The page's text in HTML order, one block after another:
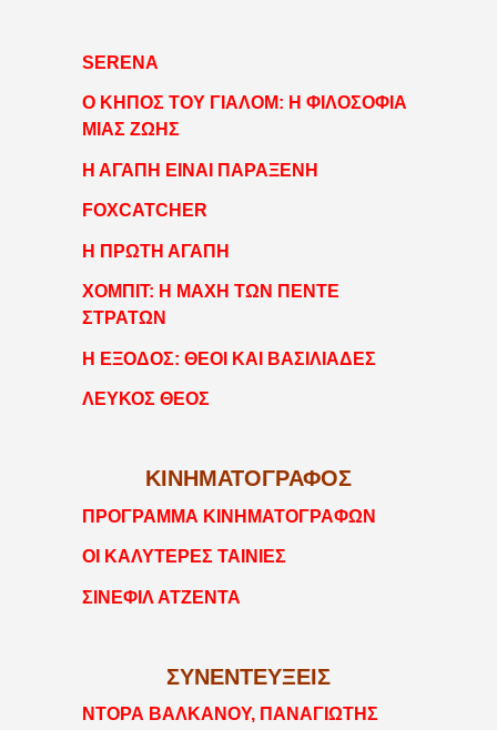
SERENA
Ο ΚΗΠΟΣ ΤΟΥ ΓΙΑΛΟΜ: Η ΦΙΛΟΣΟΦΙΑ
ΜΙΑΣ ΖΩΗΣ
Η ΑΓΑΠΗ ΕΙΝΑΙ ΠΑΡΑΞΕΝΗ
FOXCATCHER
Η ΠΡΩΤΗ ΑΓΑΠΗ
ΧΟΜΠΙΤ: Η ΜΑΧΗ ΤΩΝ ΠΕΝΤΕ
ΣΤΡΑΤΩΝ
Η ΕΞΟΔΟΣ: ΘΕΟΙ ΚΑΙ ΒΑΣΙΛΙΑΔΕΣ
ΛΕΥΚΟΣ ΘΕΟΣ
ΚΙΝΗΜΑΤΟΓΡΑΦΟΣ
ΠΡΟΓΡΑΜΜΑ ΚΙΝΗΜΑΤΟΓΡΑΦΩΝ
ΟΙ ΚΑΛΥΤΕΡΕΣ ΤΑΙΝΙΕΣ
ΣΙΝΕΦΙΛ ΑΤΖΕΝΤΑ
ΣΥΝΕΝΤΕΥΞΕΙΣ
ΝΤΟΡΑ ΒΑΛΚΑΝΟΥ, ΠΑΝΑΓΙΩΤΗΣ